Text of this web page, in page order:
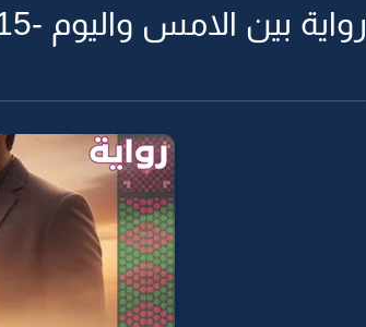
رواية بين الامس واليوم -15